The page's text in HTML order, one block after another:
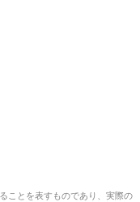
ことを表すものであり、実際の